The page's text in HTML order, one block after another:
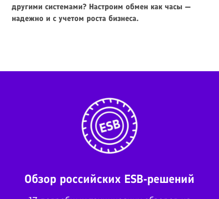
другими системами? Настроим обмен как часы —
надежно и с учетом роста бизнеса.
Обзор российских ESB-решений